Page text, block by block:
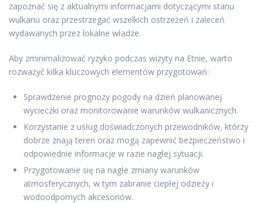
zapoznać się z aktualnymi informacjami dotyczącymi stanu
wulkanu oraz przestrzegać wszelkich ostrzeżeń i zaleceń
wydawanych przez lokalne władze.
Aby zminimalizować ryzyko podczas wizyty na Etnie, warto
rozważyć kilka kluczowych elementów przygotowań:
Sprawdzenie prognozy pogody na dzień planowanej
wycieczki oraz monitorowanie warunków wulkanicznych.
Korzystanie z usług doświadczonych przewodników, którzy
dobrze znają teren oraz mogą zapewnić bezpieczeństwo i
odpowiednie informacje w razie nagłej sytuacji.
Przygotowanie się na nagłe zmiany warunków
atmosferycznych, w tym zabranie ciepłej odzieży i
wodoodpornych akcesoriów.